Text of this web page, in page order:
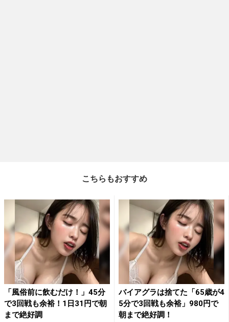
こちらもおすすめ
「風俗前に飲むだけ！」45分
で3回戦も余裕！1日31円で朝
まで絶好調
バイアグラは捨てた「65歳が4
5分で3回戦も余裕」980円で
朝まで絶好調！